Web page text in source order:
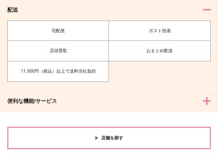
配送
宅配便 ポスト投函
店頭受取 おまとめ配送
11,000円（税込）以上で送料当社負担
便利な機能/サービス
店舗を探す